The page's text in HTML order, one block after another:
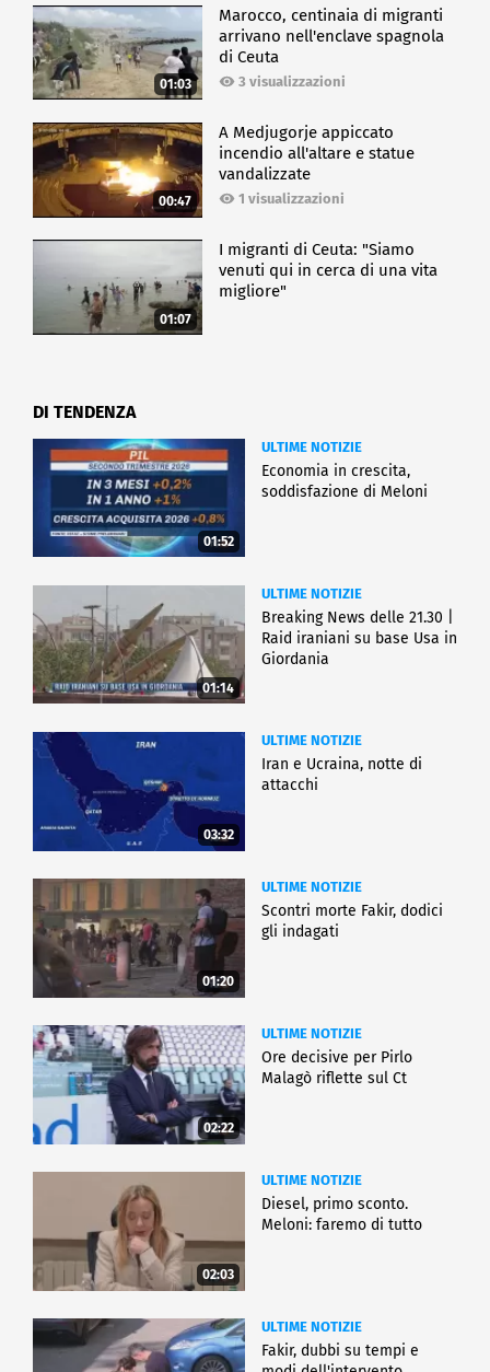
01:03
Marocco, centinaia di migranti
arrivano nell'enclave spagnola
di Ceuta
3 visualizzazioni
00:47
A Medjugorje appiccato
incendio all'altare e statue
vandalizzate
1 visualizzazioni
01:07
I migranti di Ceuta: "Siamo
venuti qui in cerca di una vita
migliore"
DI TENDENZA
01:52
ULTIME NOTIZIE
Economia in crescita,
soddisfazione di Meloni
01:14
ULTIME NOTIZIE
Breaking News delle 21.30 |
Raid iraniani su base Usa in
Giordania
03:32
ULTIME NOTIZIE
Iran e Ucraina, notte di
attacchi
01:20
ULTIME NOTIZIE
Scontri morte Fakir, dodici
gli indagati
02:22
ULTIME NOTIZIE
Ore decisive per Pirlo
Malagò riflette sul Ct
02:03
ULTIME NOTIZIE
Diesel, primo sconto.
Meloni: faremo di tutto
ULTIME NOTIZIE
Fakir, dubbi su tempi e